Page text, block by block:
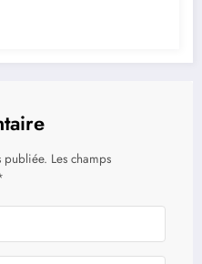
publiée. Les champs